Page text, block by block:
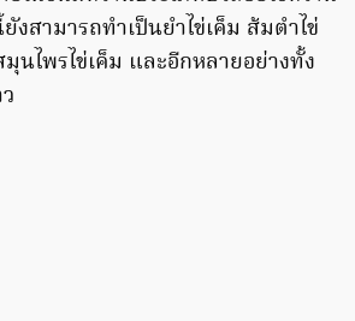
งสามารถทำเป็นยำไข่เค็ม ส้มตำไข่
นไพรไข่เค็ม และอีกหลายอย่างทั้ง